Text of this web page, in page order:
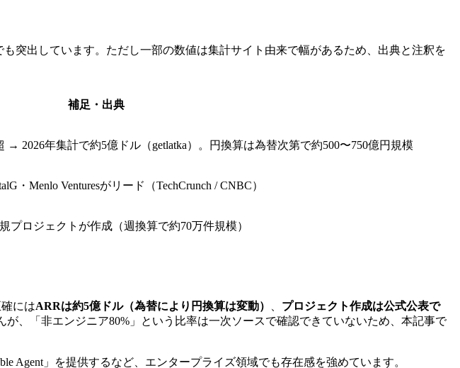
突出しています。ただし一部の数値は集計サイト由来で幅があるため、出典と注釈を
補足・出典
2026年集計で約5億ドル（getlatka）。円換算は為替次第で約500〜750億円規模
・Menlo Venturesがリード（TechCrunch / CNBC）
プロジェクトが作成（週換算で約70万件規模）
にはARRは約5億ドル（為替により円換算は変動）
プロジェクト作成は公式公表で
、「非エンジニア80%」という比率は一次ソースで確認できていないため、本記事で
Agent」を提供するなど、エンタープライズ領域でも存在感を強めています。